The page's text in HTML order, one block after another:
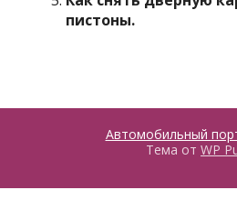
пистоны.
Автомобильный
Тема от WP